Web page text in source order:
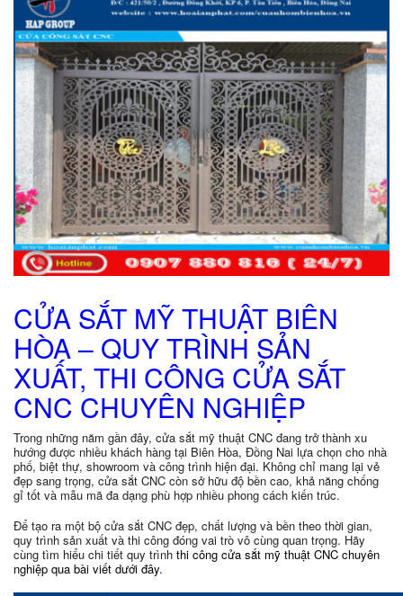
CỬA SẮT MỸ THUẬT BIÊN
HÒA – QUY TRÌNH SẢN
XUẤT, THI CÔNG CỬA SẮT
CNC CHUYÊN NGHIỆP
Trong những năm gần đây, cửa sắt mỹ thuật CNC đang trở thành xu
hướng được nhiều khách hàng tại Biên Hòa, Đồng Nai lựa chọn cho nhà
phố, biệt thự, showroom và công trình hiện đại. Không chỉ mang lại vẻ
đẹp sang trọng, cửa sắt CNC còn sở hữu độ bền cao, khả năng chống
gỉ tốt và mẫu mã đa dạng phù hợp nhiều phong cách kiến trúc.
Để tạo ra một bộ cửa sắt CNC đẹp, chất lượng và bền theo thời gian,
quy trình sản xuất và thi công đóng vai trò vô cùng quan trọng. Hãy
cùng tìm hiểu chi tiết quy trình thi công cửa sắt mỹ thuật CNC chuyên
nghiệp qua bài viết dưới đây.